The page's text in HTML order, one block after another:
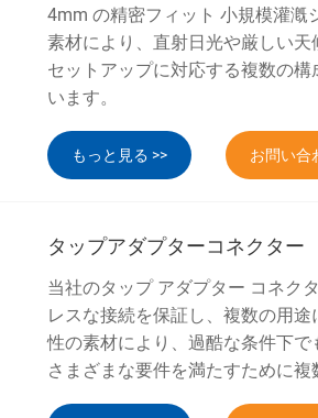
4mm の精密フィット 小規模灌漑
素材により、直射日光や厳しい
セットアップに対応する複数の
います。
もっと見る >> お問い合
タップアダプターコネクター
当社のタップ アダプター コネク
レスな接続を保証し、複数の用
性の素材により、過酷な条件下
さまざまな要件を満たすために複